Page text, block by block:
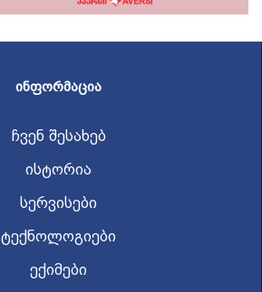
ᲘᲜᲤᲝᲠᲛᲐᲪᲘᲐ
ჩვენ შესახებ
ისტორია
სერვისები
ტექნოლოგიები
ექიმები